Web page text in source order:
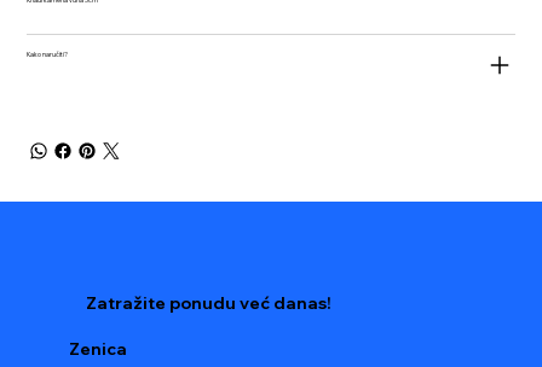
Kako naručiti?
Zatražite ponudu već danas!
Zenica